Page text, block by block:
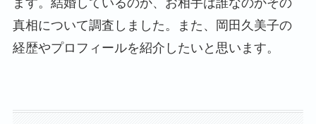
ます。結婚しているのか、お相手は誰なのかその
真相について調査しました。また、岡田久美子の
経歴やプロフィールを紹介したいと思います。